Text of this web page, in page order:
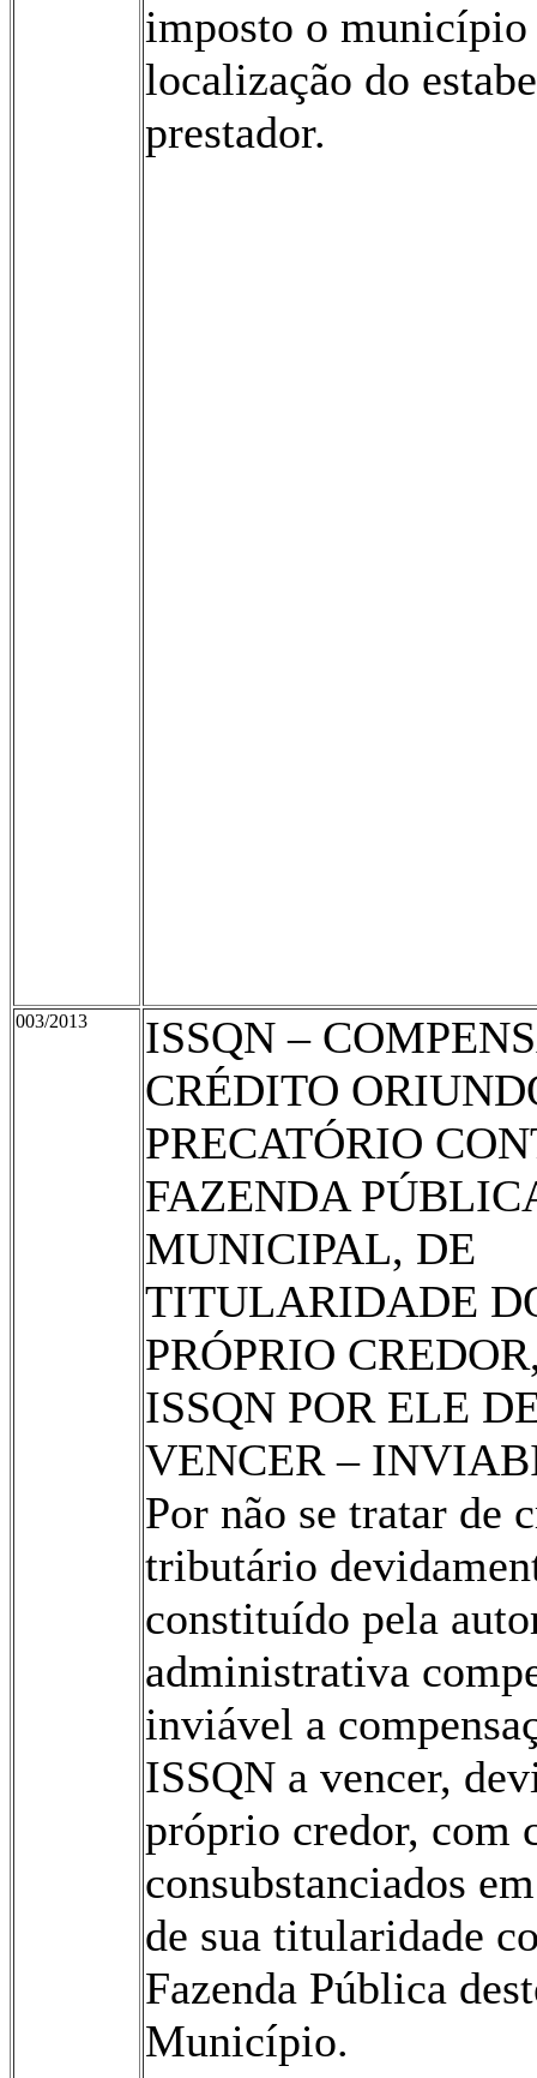
imposto o município
localização do
prestador.
003/2013
ISSQN –
CRÉDITO
PRECATÓRIO
FAZENDA
MUNICIPAL, DE
TITULARIDADE
PRÓPRIO
ISSQN POR ELE
VENCER –
Por não se tratar de
tributário
constituído pela
administrativa
inviável a
ISSQN a vencer,
próprio credor, com
consubstanciados
de sua titularidade
Fazenda Pública
Município.